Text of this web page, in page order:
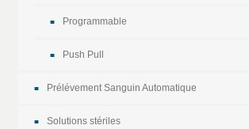
Programmable
Push Pull
Prélévement Sanguin Automatique
Solutions stériles